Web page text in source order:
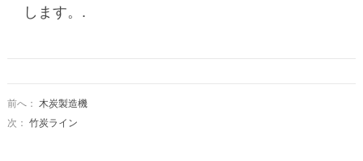
します。.
前へ： 木炭製造機
次： 竹炭ライン